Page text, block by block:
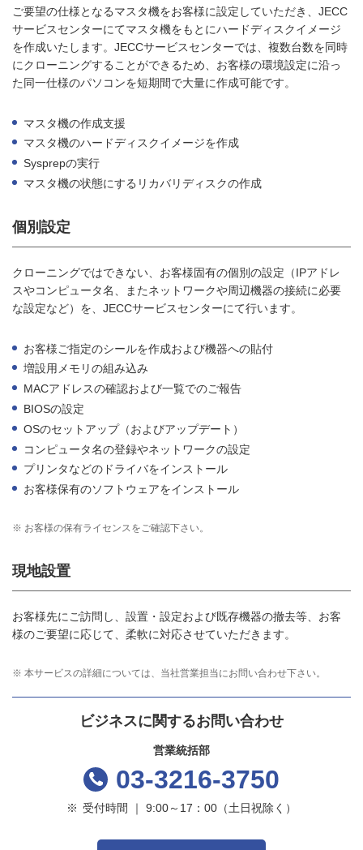
ご要望の仕様となるマスタ機をお客様に設定していただき、JECC
サービスセンターにてマスタ機をもとにハードディスクイメージ
を作成いたします。JECCサービスセンターでは、複数台数を同時
にクローニングすることができるため、お客様の環境設定に沿っ
た同一仕様のパソコンを短期間で大量に作成可能です。
マスタ機の作成支援
マスタ機のハードディスクイメージを作成
Sysprepの実行
マスタ機の状態にするリカバリディスクの作成
個別設定
クローニングではできない、お客様固有の個別の設定（IPアドレ
スやコンピュータ名、またネットワークや周辺機器の接続に必要
な設定など）を、JECCサービスセンターにて行います。
お客様ご指定のシールを作成および機器への貼付
増設用メモリの組み込み
MACアドレスの確認および一覧でのご報告
BIOSの設定
OSのセットアップ（およびアップデート）
コンピュータ名の登録やネットワークの設定
プリンタなどのドライバをインストール
お客様保有のソフトウェアをインストール
※ お客様の保有ライセンスをご確認下さい。
現地設置
お客様先にご訪問し、設置・設定および既存機器の撤去等、お客
様のご要望に応じて、柔軟に対応させていただきます。
※ 本サービスの詳細については、当社営業担当にお問い合わせ下さい。
ビジネスに関するお問い合わせ
営業統括部
03-3216-3750
※ 受付時間 ｜ 9:00～17：00（土日祝除く）